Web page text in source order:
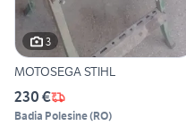
3
MOTOSEGA STIHL
230 €
Badia Polesine(RO)